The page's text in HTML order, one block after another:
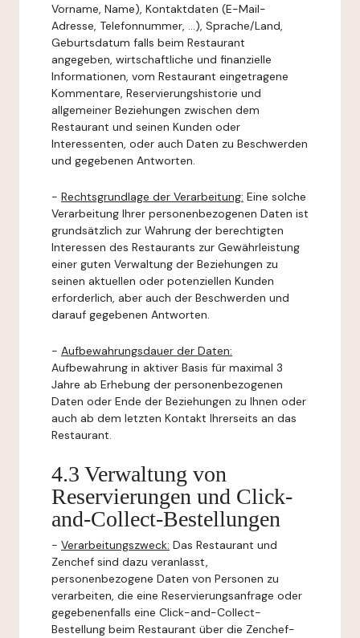
Vorname, Name), Kontaktdaten (E-Mail-
Adresse, Telefonnummer, ...), Sprache/Land,
Geburtsdatum falls beim Restaurant
angegeben, wirtschaftliche und finanzielle
Informationen, vom Restaurant eingetragene
Kommentare, Reservierungshistorie und
allgemeiner Beziehungen zwischen dem
Restaurant und seinen Kunden oder
Interessenten, oder auch Daten zu Beschwerden
und gegebenen Antworten.
- Rechtsgrundlage der Verarbeitung: Eine solche
Verarbeitung Ihrer personenbezogenen Daten ist
grundsätzlich zur Wahrung der berechtigten
Interessen des Restaurants zur Gewährleistung
einer guten Verwaltung der Beziehungen zu
seinen aktuellen oder potenziellen Kunden
erforderlich, aber auch der Beschwerden und
darauf gegebenen Antworten.
- Aufbewahrungsdauer der Daten:
Aufbewahrung in aktiver Basis für maximal 3
Jahre ab Erhebung der personenbezogenen
Daten oder Ende der Beziehungen zu Ihnen oder
auch ab dem letzten Kontakt Ihrerseits an das
Restaurant.
4.3 Verwaltung von
Reservierungen und Click-
and-Collect-Bestellungen
- Verarbeitungszweck: Das Restaurant und
Zenchef sind dazu veranlasst,
personenbezogene Daten von Personen zu
verarbeiten, die eine Reservierungsanfrage oder
gegebenenfalls eine Click-and-Collect-
Bestellung beim Restaurant über die Zenchef-